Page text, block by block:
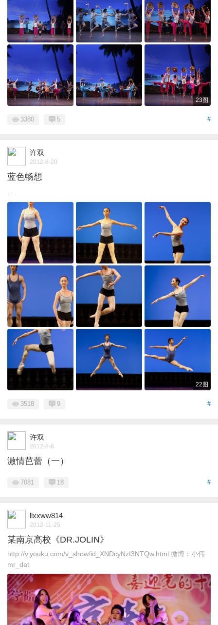
23图
#
3380 5
许双
2012-8-20
蓝色畅想
22图
#
3518 9
许双
2012-8-8
激情芭蕾（一）
#
7081 18
llxxww814
2012-11-25
某南京高校《DR.JOLIN》
http://v.youku.com/v_show/id_XNDcyNzI3NTQw.html 微博：小伟
mr_dat